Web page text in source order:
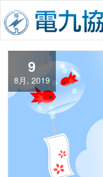
ン
テ
ン
9
8月, 2019